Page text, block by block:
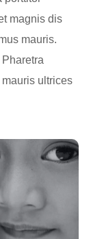
magnis dis
mauris.
ultrices